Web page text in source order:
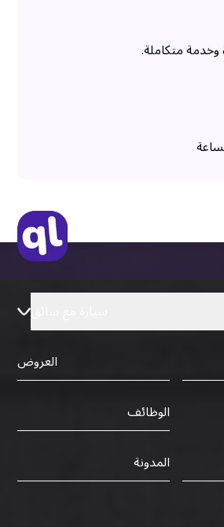
وخدمة متكاملة.
العروض
الوظائف
المدونة